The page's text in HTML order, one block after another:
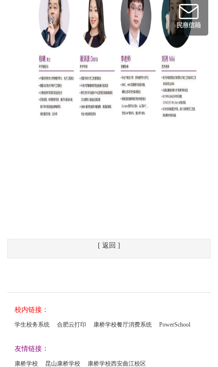
[ 返回 ]
校内链接：
学生校务系统 合肥云打印 康桥学校餐厅消费系统 PowerSchool
友情链接：
康桥学校 昆山康桥学校 康桥学校西安曲江校区